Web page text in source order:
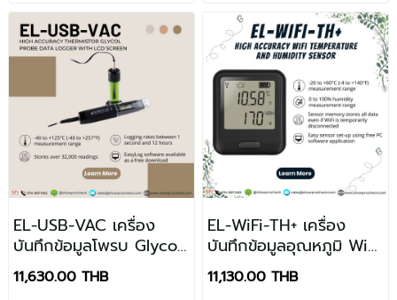
EL-USB-VAC เครื่อง
บันทึกข้อมูลโพรบ Glycol
เทอร์มิสเตอร์ความแม่นยำ
สูงพร้อมหน้าจอ LCD
11,630.00 THB
EL-WiFi-TH+ เครื่อง
บันทึกข้อมูลอุณหภูมิ WiFi
และ RH ความแม่นยำสูง
11,130.00 THB